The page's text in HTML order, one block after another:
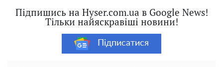
Підпишись на Hyser.com.ua в Google News!
Тільки найяскравіші новини!
Підписатися